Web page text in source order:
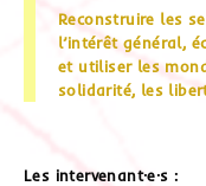
Reconstruire les
l’intérêt général,
et utiliser les
solidarité, les
Les intervenant·e·s :